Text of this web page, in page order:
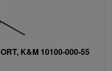
K&M 10100-000-55